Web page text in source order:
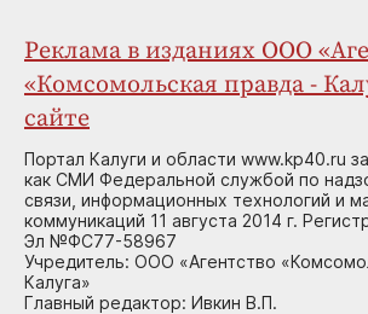
Реклама в изданиях ООО
«Комсомольская правда -
сайте
Портал Калуги и области www.kp40.ru
как СМИ Федеральной службой по
связи, информационных технологий и
коммуникаций 11 августа 2014 г.
Эл №ФС77-58967
Учредитель: ООО «Агентство
Калуга»
Главный редактор: Ивкин В.П.